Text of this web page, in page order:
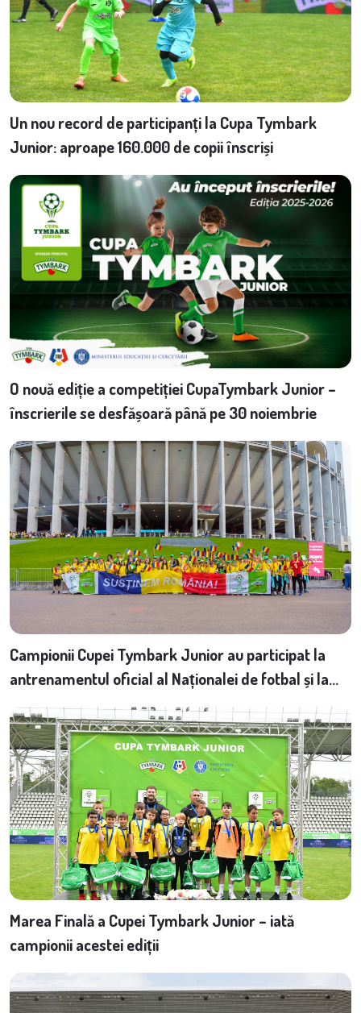
Un nou record de participanți la Cupa Tymbark
Junior: aproape 160.000 de copii înscriși
O nouă ediție a competiției CupaTymbark Junior –
înscrierile se desfășoară până pe 30 noiembrie
Campionii Cupei Tymbark Junior au participat la
antrenamentul oficial al Naționalei de fotbal și la
meciul cu reprezentativa Ciprului
Marea Finală a Cupei Tymbark Junior – iată
campionii acestei ediții